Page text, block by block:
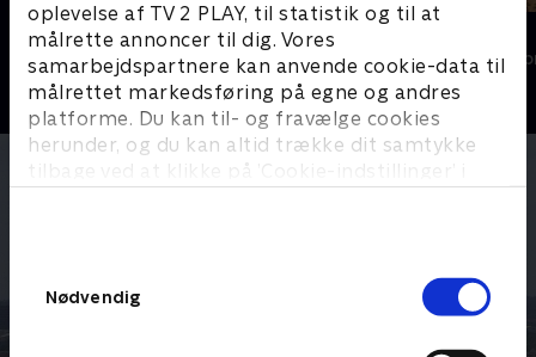
oplevelse af TV 2 PLAY, til statistik og til at
målrette annoncer til dig. Vores
samarbejdspartnere kan anvende cookie-data til
målrettet markedsføring på egne og andres
platforme. Du kan til- og fravælge cookies
herunder, og du kan altid trække dit samtykke
tilbage ved at klikke på ’Cookie-indstillinger’ i
Nødvendig
Gutterne på kutterne
Livsstil • 7 sæsoner Livsstil • 6